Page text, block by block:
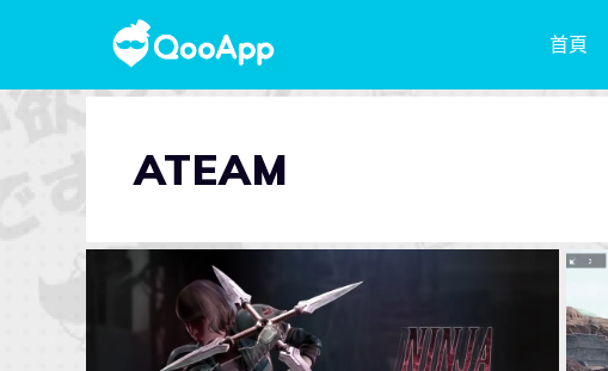
首頁
ATEAM